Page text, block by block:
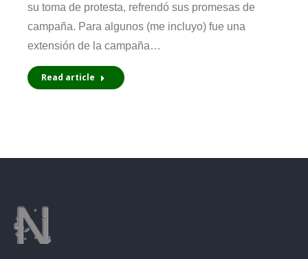
su toma de protesta, refrendó sus promesas de
campaña. Para algunos (me incluyo) fue una
extensión de la campaña…
Read article